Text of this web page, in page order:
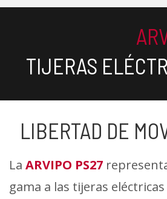
TIJERAS
LIBERTAD DE
La ARVIPO PS27
gama a las tijeras eléctricas